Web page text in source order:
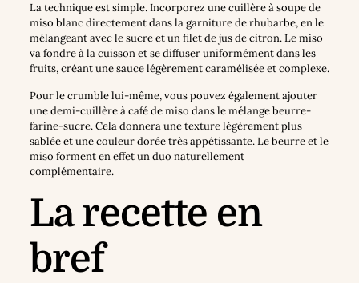
La technique est simple. Incorporez une cuillère à soupe de
miso blanc directement dans la garniture de rhubarbe, en le
mélangeant avec le sucre et un filet de jus de citron. Le miso
va fondre à la cuisson et se diffuser uniformément dans les
fruits, créant une sauce légèrement caramélisée et complexe.
Pour le crumble lui-même, vous pouvez également ajouter
une demi-cuillère à café de miso dans le mélange beurre-
farine-sucre. Cela donnera une texture légèrement plus
sablée et une couleur dorée très appétissante. Le beurre et le
miso forment en effet un duo naturellement
complémentaire.
La recette en
bref